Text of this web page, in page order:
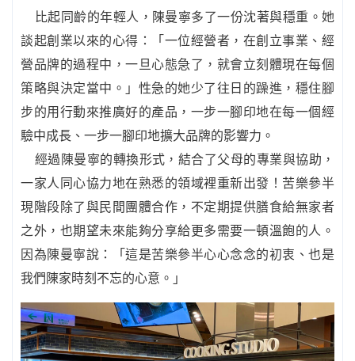
比起同齡的年輕人，陳曼寧多了一份沈著與穩重。她
談起創業以來的心得：「一位經營者，在創立事業、經
營品牌的過程中，一旦心態急了，就會立刻體現在每個
策略與決定當中。」性急的她少了往日的躁進，穩住腳
步的用行動來推廣好的產品，一步一腳印地在每一個經
驗中成長、一步一腳印地擴大品牌的影響力。
經過陳曼寧的轉換形式，結合了父母的專業與協助，
一家人同心協力地在熟悉的領域裡重新出發！苦樂參半
現階段除了與民間團體合作，不定期提供膳食給無家者
之外，也期望未來能夠分享給更多需要一頓溫飽的人。
因為陳曼寧說：「這是苦樂參半心心念念的初衷、也是
我們陳家時刻不忘的心意。」